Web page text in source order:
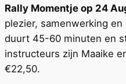
Rally Momentje op 24
plezier, samenwerking
duurt 45-60 minuten en
instructeurs zijn Maaike
€22,50.